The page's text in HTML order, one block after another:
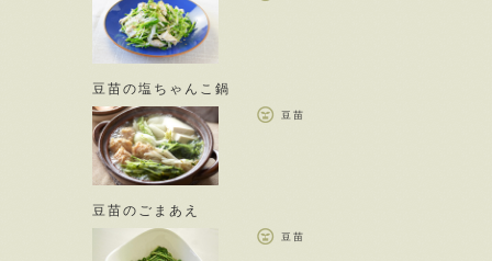
豆苗の塩ちゃんこ鍋
豆苗
豆苗のごまあえ
豆苗